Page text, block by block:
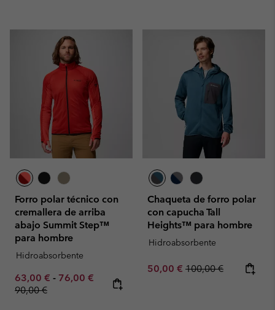
Forro polar técnico con
cremallera de arriba
abajo Summit Step™
para hombre
Hidroabsorbente
Minimum sale price:
63,00 € - Maximum sale price:
76,00 € Regular price:
90,00 €
Chaqueta de forro polar
con capucha Tall
Heights™ para hombre
Hidroabsorbente
Sale price:
50,00 € Regular price:
100,00 €